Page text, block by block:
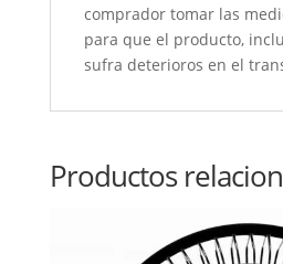
comprador tomar las
para que el producto,
sufra deterioros en el
Productos